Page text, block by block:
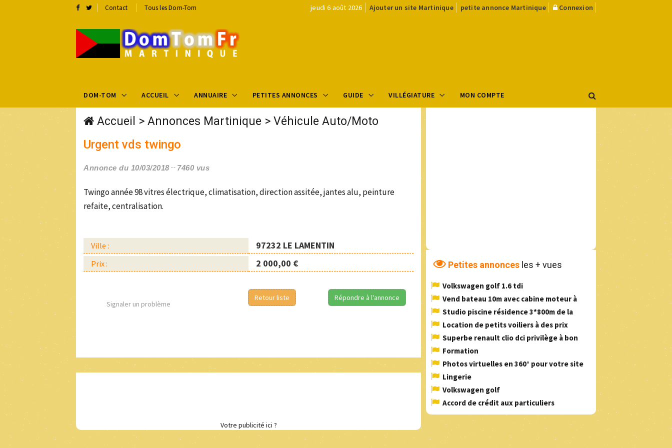
Contact Tous les Dom-Tom jeudi 6 août 2026 Ajouter un site Martinique petite annonce Martinique Connexion
DOM-TOM ACCUEIL ANNUAIRE PETITES ANNONCES GUIDE VILLÉGIATURE MON COMPTE
Accueil > Annonces Martinique > Véhicule Auto/Moto
Urgent vds twingo
Annonce du 10/03/2018 7460 vus
Twingo année 98 vitres électrique, climatisation, direction assitée, jantes alu, peinture
refaite, centralisation.
Ville : 97232 LE LAMENTIN
Prix : 2 000,00 €
Signaler un problème
Retour liste Répondre à l'annonce
Votre publicité ici ?
Petites annonces les + vues
Volkswagen golf 1.6 tdi
Vend bateau 10m avec cabine moteur à
Studio piscine résidence 3*800m de la
Location de petits voiliers à des prix
Superbe renault clio dci privilège à bon
Formation
Photos virtuelles en 360° pour votre site
Lingerie
Volkswagen golf
Accord de crédit aux particuliers